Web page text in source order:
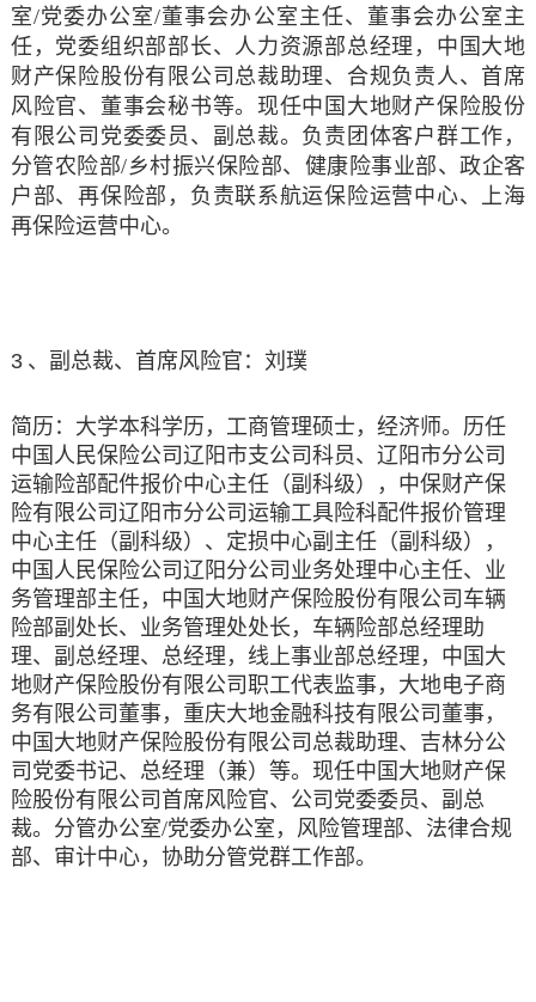
室/党委办公室/董事会办公室主任、董事会办公室主
任，党委组织部部长、人力资源部总经理，中国大地
财产保险股份有限公司总裁助理、合规负责人、首席
风险官、董事会秘书等。现任中国大地财产保险股份
有限公司党委委员、副总裁。负责团体客户群工作，
分管农险部/乡村振兴保险部、健康险事业部、政企客
户部、再保险部，负责联系航运保险运营中心、上海
再保险运营中心。
3 、副总裁、首席风险官：刘璞
简历： 大学本科学历，工商管理硕士，经济师。历任
中国人民保险公司辽阳市支公司科员、辽阳市分公司
运输险部配件报价中心主任（副科级），中保财产保
险有限公司辽阳市分公司运输工具险科配件报价管理
中心主任（副科级）、定损中心副主任（副科级），
中国人民保险公司辽阳分公司业务处理中心主任、业
务管理部主任，中国大地财产保险股份有限公司车辆
险部副处长、业务管理处处长，车辆险部总经理助
理、副总经理、总经理，线上事业部总经理，中国大
地财产保险股份有限公司职工代表监事，大地电子商
务有限公司董事，重庆大地金融科技有限公司董事，
中国大地财产保险股份有限公司总裁助理、吉林分公
司党委书记、总经理（兼） 等。现任中国大地财产保
险股份有限公司首席风险官、公司党委委员、副总
裁。分管办公室/党委办公室，风险管理部、法律合规
部、审计中心，协助分管党群工作部。